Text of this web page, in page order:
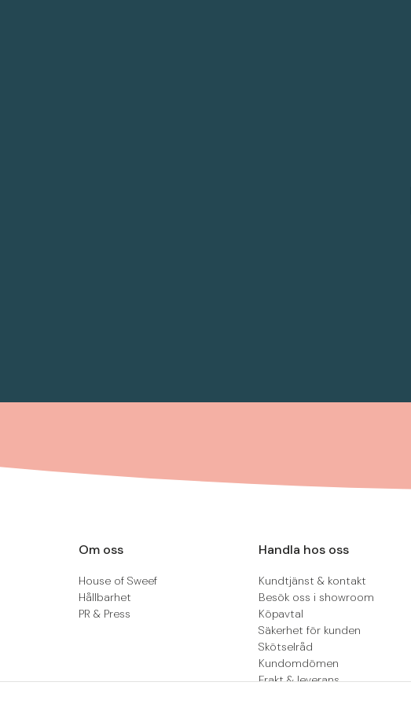
Om oss
House of Sweef
Hållbarhet
PR & Press
Handla hos oss
Kundtjänst & kontakt
Besök oss i showroom
Köpavtal
Säkerhet för kunden
Skötselråd
Kundomdömen
Frakt & leverans